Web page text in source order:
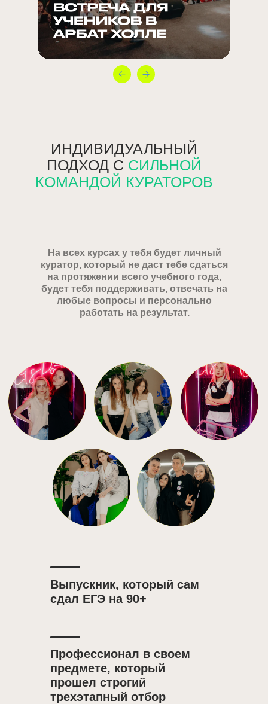
Профессионал в своем
предмете, который
прошел строгий
трехэтапный отбор
Выпускник, который сам
сдал ЕГЭ на 90+
ИНДИВИДУАЛЬНЫЙ
ПОДХОД С СИЛЬНОЙ
КОМАНДОЙ КУРАТОРОВ
На всех курсах у тебя будет личный
куратор, который не даст тебе сдаться
на протяжении всего учебного года,
будет тебя поддерживать, отвечать на
любые вопросы и персонально
работать на результат.